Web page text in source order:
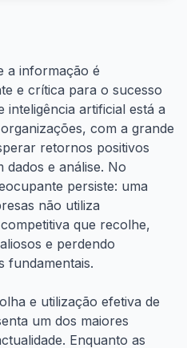
a informação é
e crítica para o sucesso
inteligência artificial está a
com a grande
retornos positivos
dados e análise. No
persiste: uma
não utiliza
que recolhe,
e perdendo
fundamentais.
e utilização efetiva de
um dos maiores
Enquanto as